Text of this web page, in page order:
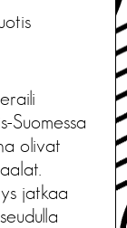
Suomessa
olivat
jatkaa